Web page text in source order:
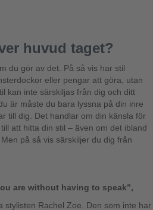
huvud taget?
du gör av det. På så vis har stil
eller pengar att göra, utan
kan inte särskiljas från dig och ditt
är måste du bara lyssna på din inre
till dig. Det handlar om din känsla för
att hitta din stil – även om det ibland
på så vis särskiljer du dig från
are without having to speak”,
stylisten Rachel Zoe. Den som inte har